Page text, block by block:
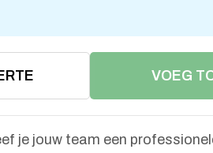
VOEG
je jouw team een